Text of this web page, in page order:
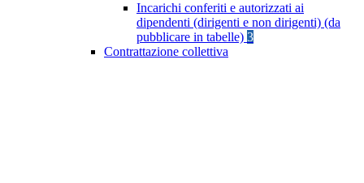
Incarichi conferiti e autorizzati ai
dipendenti (dirigenti e non dirigenti) (da
pubblicare in tabelle) 3
Contrattazione collettiva